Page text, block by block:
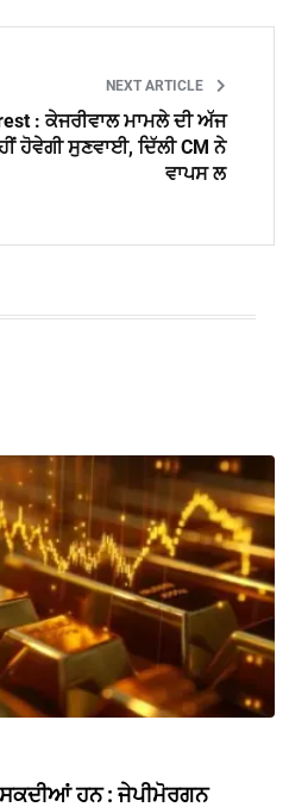
NEXT ARTICLE
: ਕੇਜਰੀਵਾਲ ਮਾਮਲੇ ਦੀ ਅੱਜ
ਹੋਵੇਗੀ ਸੁਣਵਾਈ, ਦਿੱਲੀ CM ਨੇ
ਵਾਪਸ ਲ
ਹਨ : ਜੇਪੀਮੋਰਗਨ